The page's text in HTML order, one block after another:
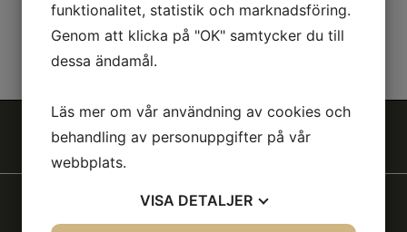
For further information contact Björn Unnerstad
Bjorn.Unnerstad@normet.com
ABEIS
Hossein Khodaverdian
Master of Science
funktionalitet, statistik och marknadsföring.
Genom att klicka på "OK" samtycker du till
dessa ändamål.
Läs mer om vår användning av cookies och
behandling av personuppgifter på vår
webbplats.
VISA DETALJER